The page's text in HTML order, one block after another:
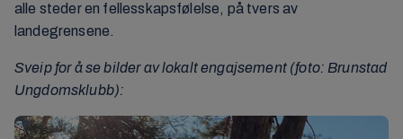
alle steder en fellesskapsfølelse, på tvers av
landegrensene.
Sveip for å se bilder av lokalt engajsement (foto: Brunstad
Ungdomsklubb):